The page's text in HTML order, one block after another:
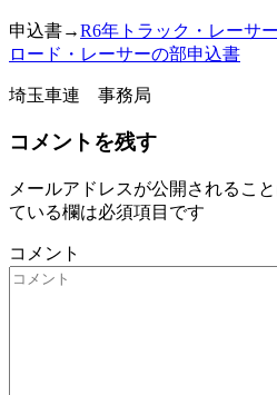
申込書→R6年トラック・レーサ
ロード・レーサーの部申込書
埼玉車連 事務局
コメントを残す
メールアドレスが公開されること
ている欄は必須項目です
コメント